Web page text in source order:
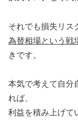
それでも損失リス
為替相場という戦
きです。
本気で考えて自分
れば、
利益を積み上げて